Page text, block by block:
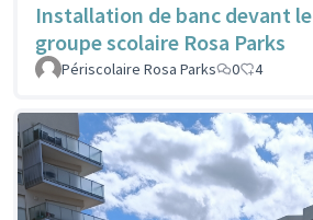
Installation de banc devant le
groupe scolaire Rosa Parks
Périscolaire Rosa Parks
0 4